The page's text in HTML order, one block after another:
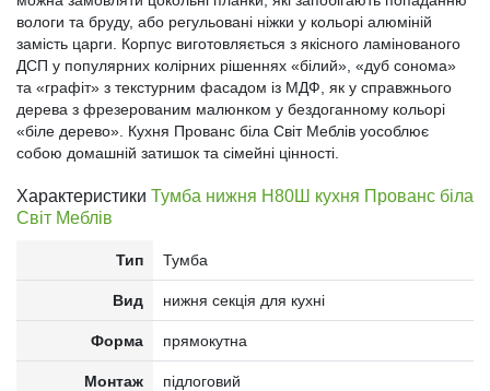
вологи та бруду, або регульовані ніжки у кольорі алюміній
замість царги. Корпус виготовляється з якісного ламінованого
ДСП у популярних колірних рішеннях «білий», «дуб сонома»
та «графіт» з текстурним фасадом із МДФ, як у справжнього
дерева з фрезерованим малюнком у бездоганному кольорі
«біле дерево». Кухня Прованс біла Світ Меблів уособлює
собою домашній затишок та сімейні цінності.
Характеристики Тумба нижня Н80Ш кухня Прованс біла
Світ Меблів
Тип Тумба
Вид нижня секція для кухні
Форма прямокутна
Монтаж підлоговий